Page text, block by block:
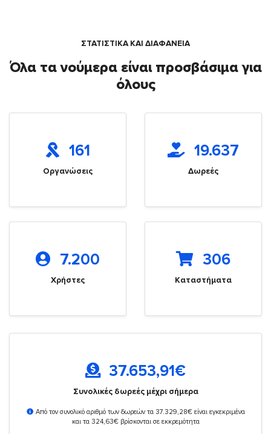
ΣΤΑΤΙΣΤΙΚΑ ΚΑΙ ΔΙΑΦΑΝΕΙΑ
Όλα τα νούμερα είναι προσβάσιμα για
όλους
161
Οργανώσεις
19.637
Δωρεές
7.200
Χρήστες
306
Καταστήματα
37.653,91€
Συνολικές δωρεές μέχρι σήμερα
Από τον συνολικό αριθμό των δωρεών τα 37.329,28€ είναι εγκεκριμένα
και τα 324,63€ βρίσκονται σε εκκρεμότητα